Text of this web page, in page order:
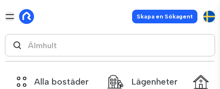
Skapa en Sökagent
Alla bostäder Lägenheter